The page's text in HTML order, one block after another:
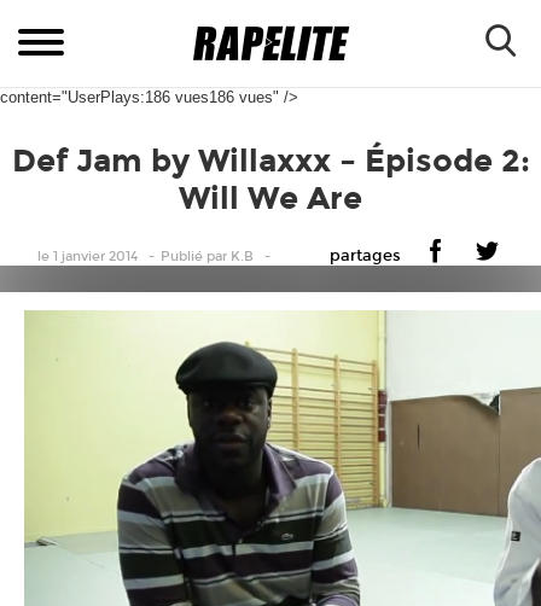
content="UserPlays:186 vues186 vues" />
Def Jam by Willaxxx – Épisode 2:
Will We Are
le 1 janvier 2014 Publiépar K.B partages